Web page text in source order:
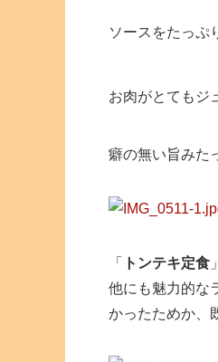
ソースをたっぷ
お肉がとてもジ
癖の無い旨みた
「 トンテキ定食
他にも魅力的な
かったためか、